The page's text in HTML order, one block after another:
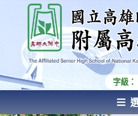
內
容
國立高雄師範大學附屬高級中
High School of National
University
字級：